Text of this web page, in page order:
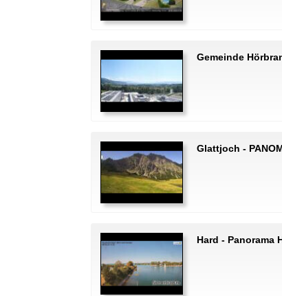
Gemeinde
Glattjoch -
Hard - Panorama